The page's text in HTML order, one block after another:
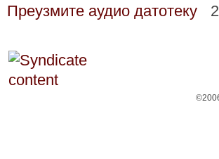
Преузмите аудио датотеку